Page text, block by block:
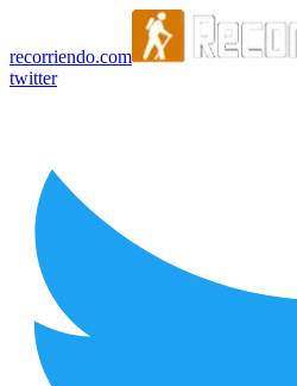
recorriendo.com
twitter